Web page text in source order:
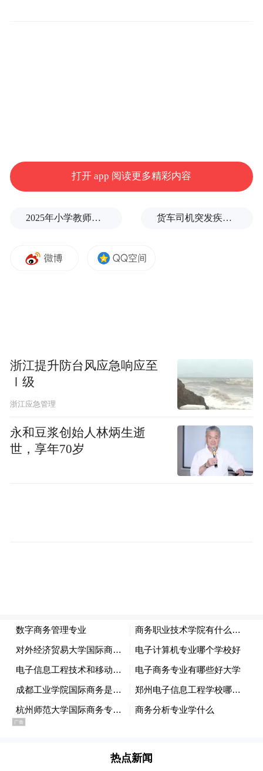
沙龙的优雅格调与当代艺术的先锋气息在此
Hirst的《Zodiac》系列作品以绚丽的波点图
案绽放，与中央熠熠生辉的蝴蝶雕塑相映成
趣。落座于意大利顶级皮革与天鹅绒座椅，
艺术之旅。
在这里，下午茶是一场充满仪式感的美学体
搭配法国玛黑兄弟精选茶饮或现磨咖啡，完
成这场从味觉到心灵的巡礼。
打开 app 阅读更多精彩内容
2025年小学教师减少13.19万 货车司机突发疾病晕倒车轮边，陌生同行第一时间发现并救助
浙江提升防台风应急响应至
Ⅰ级
浙江应急管理
永和豆浆创始人林炳生逝
世，享年70岁
热点新闻